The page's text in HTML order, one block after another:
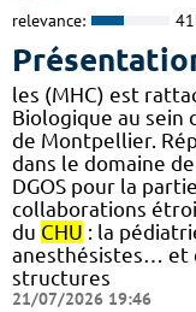
relevance:
les (MHC) est
Biologique au sein
de Montpellier.
dans le domaine
DGOS pour la
collaborations
du CHU : la
anesthésistes… et
structures
21/07/2026 19:46